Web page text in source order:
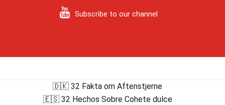
Subscribe to our channel
🇩🇰 32 Fakta om Aftenstjerne
🇪🇸 32 Hechos Sobre Cohete dulce